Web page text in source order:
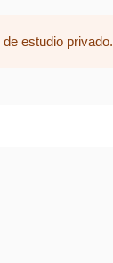
estudio privado.